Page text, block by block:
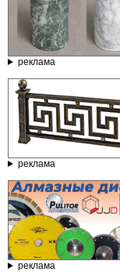
реклама
реклама
реклама